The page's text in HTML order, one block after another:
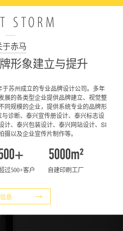
STORM
于赤马
形象建立与提升
苏州成立的专业品牌设计公司。多年
展的各类型企业提供品牌建立、视觉整
同规模的企业，提供系统专业的品牌形
诊断、泰兴宣传册设计、泰兴标志设
计、泰兴包装设计、泰兴网站设计、SI
摄以及企业宣传片制作等。
过500+客户
5000m²
自建印刷工厂
息